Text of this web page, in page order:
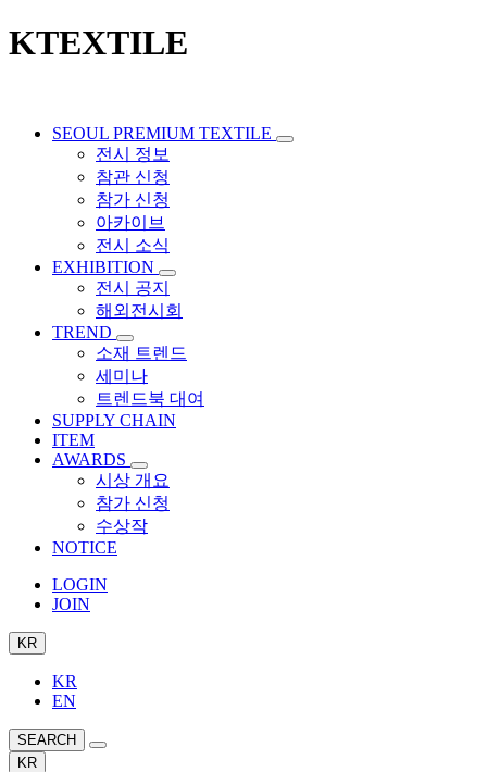
KTEXTILE
SEOUL PREMIUM TEXTILE
전시 정보
참관 신청
참가 신청
아카이브
전시 소식
EXHIBITION
전시 공지
해외전시회
TREND
소재 트렌드
세미나
트렌드북 대여
SUPPLY CHAIN
ITEM
AWARDS
시상 개요
참가 신청
수상작
NOTICE
LOGIN
JOIN
KR
KR
EN
SEARCH
KR